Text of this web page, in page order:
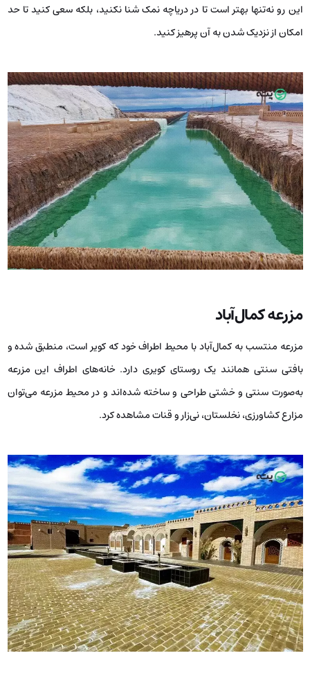
این رو نه‌تنها بهتر است تا در دریاچه نمک شنا نکنید، بلکه سعی کنید تا حد
امکان از نزدیک شدن به آن پرهیز کنید.
مزرعه‌ کمال‌آباد
مزرعه منتسب به کمال‌آباد با محیط اطراف خود که کویر است، منطبق شده و
بافتی سنتی همانند یک روستای کویری دارد. خانه‌های اطراف این مزرعه
به‌صورت سنتی و خشتی طراحی و ساخته شده‌اند و در محیط مزرعه می‌توان
مزارع کشاورزی، نخلستان، نی‌زار و قنات مشاهده کرد.